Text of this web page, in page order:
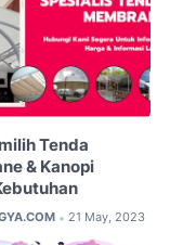
Tenda
& Kanopi
• 21 May, 2023